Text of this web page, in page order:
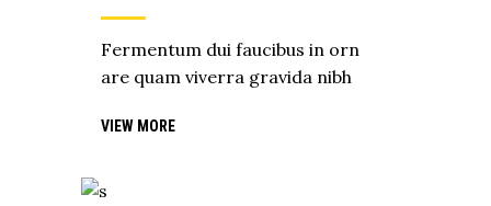
Fermentum dui faucibus in orn
are quam viverra gravida nibh
VIEW MORE